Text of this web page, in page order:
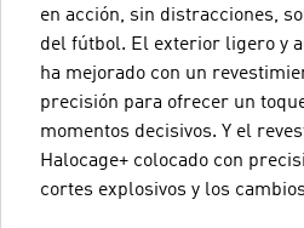
en acción, sin distracciones,
del fútbol. El exterior ligero y
ha mejorado con un
precisión para ofrecer un
momentos decisivos. Y el
Halocage+ colocado con
cortes explosivos y los